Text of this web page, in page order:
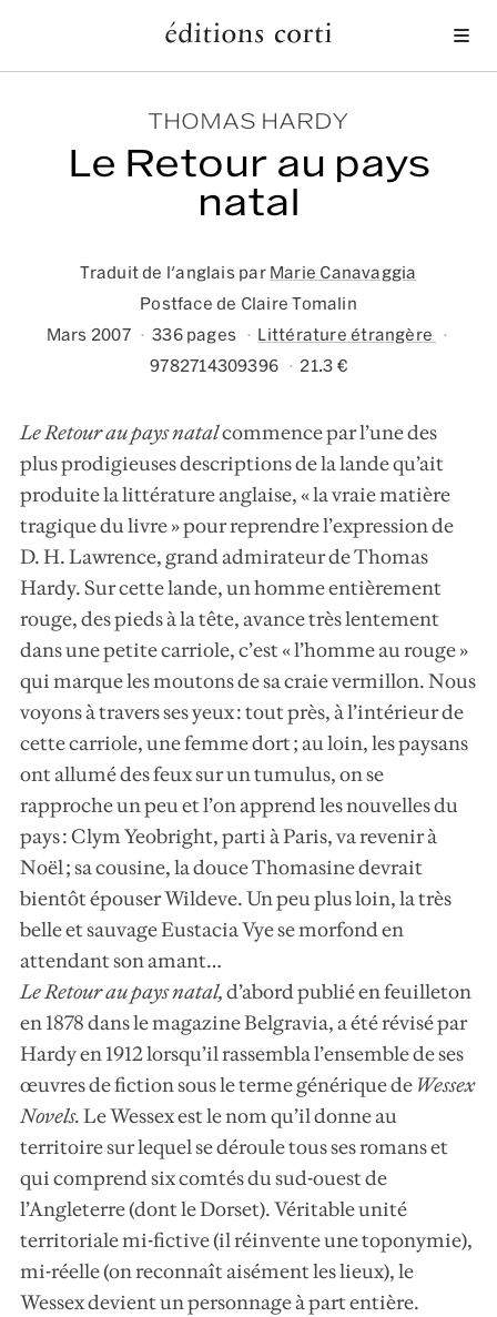
THOMAS HARDY
Le Retour au pays
natal
Traduit de l'anglais par Marie Canavaggia
Postface de Claire Tomalin
Mars 2007
336 pages
Littérature étrangère
9782714309396
21.3 €
Le Retour au pays natalcommence par l’une des
plus prodigieuses descriptions de la lande qu’ait
produite la littérature anglaise, « la vraie matière
tragique du livre » pour reprendre l’expression de
D. H. Lawrence, grand admirateur de Thomas
Hardy. Sur cette lande, un homme entièrement
rouge, des pieds à la tête, avance très lentement
dans une petite carriole, c’est « l’homme au rouge »
qui marque les moutons de sa craie vermillon. Nous
voyons à travers ses yeux : tout près, à l’intérieur de
cette carriole, une femme dort ; au loin, les paysans
ont allumé des feux sur un tumulus, on se
rapproche un peu et l’on apprend les nouvelles du
pays : Clym Yeobright, parti à Paris, va revenir à
Noël ; sa cousine, la douce Thomasine devrait
bientôt épouser Wildeve. Un peu plus loin, la très
belle et sauvage Eustacia Vye se morfond en
attendant son amant…
Le Retour au pays natal,d’abord publié en feuilleton
en 1878 dans le magazine Belgravia, a été révisé par
Hardy en 1912 lorsqu’il rassembla l’ensemble de ses
œuvres de fiction sous le terme générique de Wessex
Novels.Le Wessex est le nom qu’il donne au
territoire sur lequel se déroule tous ses romans et
qui comprend six comtés du sud-ouest de
l’Angleterre (dont le Dorset). Véritable unité
territoriale mi-fictive (il réinvente une toponymie),
mi-réelle (on reconnaît aisément les lieux), le
Wessex devient un personnage à part entière.